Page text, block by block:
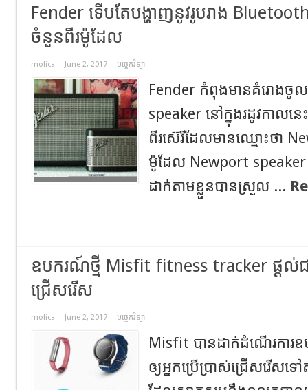
Fender ទើបតែបង្ហាញនូវរូបរាង
ចំនួនពីរម៉ូដែល
molica June 2, 2017 បច្ចេកវិទ្យា
Fender កំពុងមានគំរោងចូល
speaker នៅក្នុងរដូវកាល
ពីរស៊េរីដែលមានឈ្មោះថា
ម៉ូដែល Newport
ដាក់តាមខ្លួនបានស្រួល ...
ឧបករណ៍ថ្មី Misfit fitness tracker ផ្ដល់ជ
ជ្រើសរើស
molica June 2, 2017 បច្ចេកវិទ្យា
Misfit បានដាក់ដំណើរការ
ឲ្យអ្នកប្រើប្រាស់ជ្រើសរើ